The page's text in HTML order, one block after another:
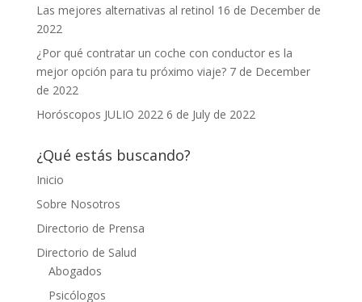
Las mejores alternativas al retinol 16 de December de
2022
¿Por qué contratar un coche con conductor es la
mejor opción para tu próximo viaje? 7 de December
de 2022
Horóscopos JULIO 2022 6 de July de 2022
¿Qué estás buscando?
Inicio
Sobre Nosotros
Directorio de Prensa
Directorio de Salud
Abogados
Psicólogos